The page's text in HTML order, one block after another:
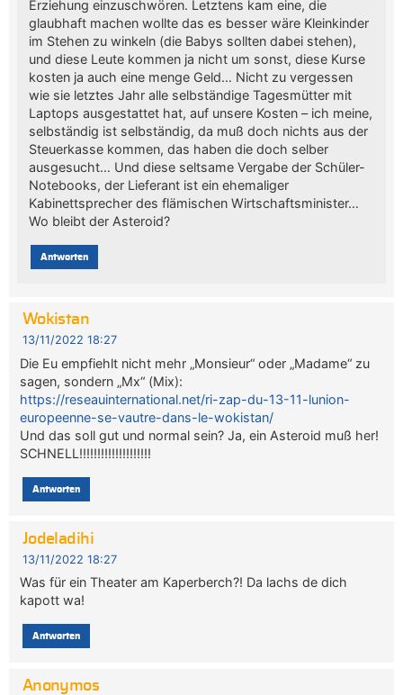
Erziehung einzuschwören. Letztens kam eine, die
glaubhaft machen wollte das es besser wäre Kleinkinder
im Stehen zu winkeln (die Babys sollten dabei stehen),
und diese Leute kommen ja nicht um sonst, diese Kurse
kosten ja auch eine menge Geld… Nicht zu vergessen
wie sie letztes Jahr alle selbständige Tagesmütter mit
Laptops ausgestattet hat, auf unsere Kosten – ich meine,
selbständig ist selbständig, da muß doch nichts aus der
Steuerkasse kommen, das haben die doch selber
ausgesucht… Und diese seltsame Vergabe der Schüler-
Notebooks, der Lieferant ist ein ehemaliger
Kabinettsprecher des flämischen Wirtschaftsminister…
Wo bleibt der Asteroid?
Antworten
Wokistan
13/11/2022 18:27
Die Eu empfiehlt nicht mehr „Monsieur“ oder „Madame“ zu
sagen, sondern „Mx“ (Mix):
https://reseauinternational.net/ri-zap-du-13-11-lunion-
europeenne-se-vautre-dans-le-wokistan/
Und das soll gut und normal sein? Ja, ein Asteroid muß her!
SCHNELL!!!!!!!!!!!!!!!!!!!!
Antworten
Jodeladihi
13/11/2022 18:27
Was für ein Theater am Kaperberch?! Da lachs de dich
kapott wa!
Antworten
Anonymos